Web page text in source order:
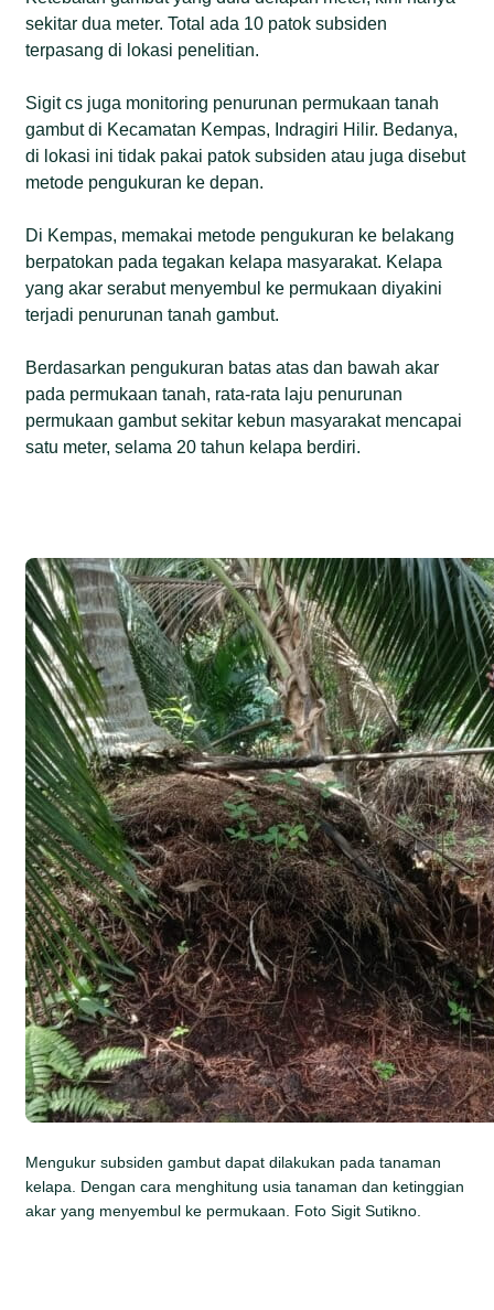
sekitar dua meter. Total ada 10 patok subsiden
terpasang di lokasi penelitian.
Sigit cs juga monitoring penurunan permukaan tanah
gambut di Kecamatan Kempas, Indragiri Hilir. Bedanya,
di lokasi ini tidak pakai patok subsiden atau juga disebut
metode pengukuran ke depan.
Di Kempas, memakai metode pengukuran ke belakang
berpatokan pada tegakan kelapa masyarakat. Kelapa
yang akar serabut menyembul ke permukaan diyakini
terjadi penurunan tanah gambut.
Berdasarkan pengukuran batas atas dan bawah akar
pada permukaan tanah, rata-rata laju penurunan
permukaan gambut sekitar kebun masyarakat mencapai
satu meter, selama 20 tahun kelapa berdiri.
Mengukur subsiden gambut dapat dilakukan pada tanaman
kelapa. Dengan cara menghitung usia tanaman dan ketinggian
akar yang menyembul ke permukaan. Foto Sigit Sutikno.